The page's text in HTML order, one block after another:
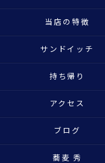
当店の特徴
サンドイッチ
持ち帰り
アクセス
ブログ
蕎麦 秀